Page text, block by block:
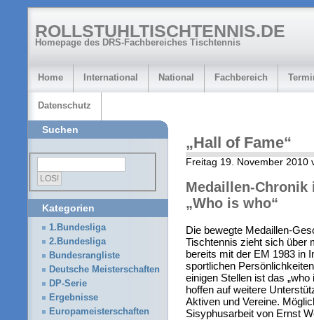
ROLLSTUHLTISCHTENNIS.DE
Homepage des DRS-Fachbereiches Tischtennis
Home International National Fachbereich
Datenschutz
„Hall of Fame“
Freitag 19. November 2010
Medaillen-Chronik
„Who is who“
Die bewegte Medaillen-
Tischtennis zieht sich über
bereits mit der EM 1983 in
sportlichen
einigen Stellen ist das
hoffen auf weitere
Aktiven und Vereine.
Sisyphusarbeit von Ernst
Suchen
Kategorien
1.Bundesliga
2.Bundesliga
Bundesrangliste
Deutsche Meisterschaften
DP-Serie
Ergebnisse
Europameisterschaften